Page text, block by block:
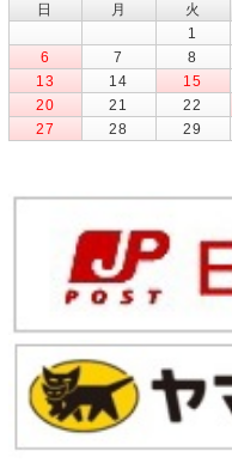
日
月 火
1
6
7 8
13
14 15
20
21 22
27
28 29